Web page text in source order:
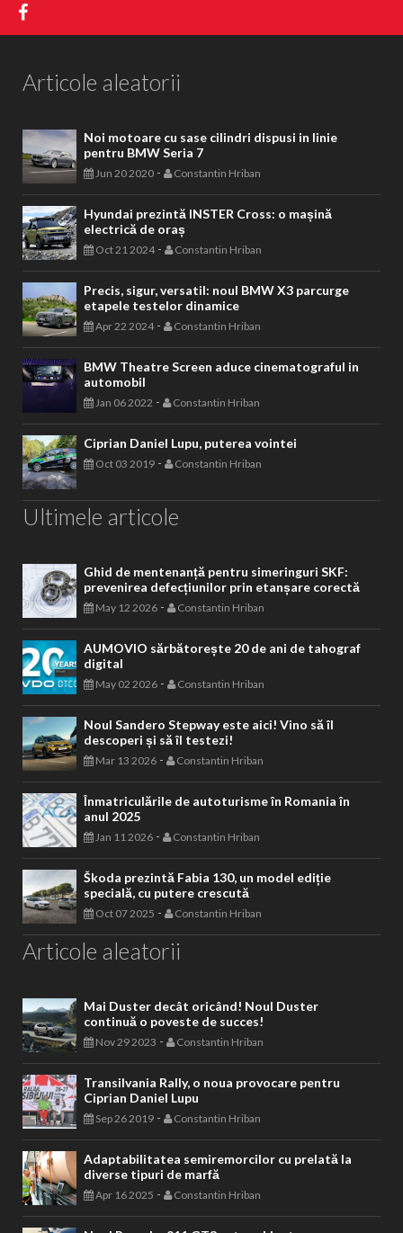
Articole aleatorii
Noi motoare cu sase cilindri dispusi in linie
pentru BMW Seria 7
Jun 20 2020 - Constantin Hriban
Hyundai prezintă INSTER Cross: o mașină
electrică de oraș
Oct 21 2024- Constantin Hriban
Precis, sigur, versatil: noul BMW X3 parcurge
etapele testelor dinamice
Apr 22 2024- Constantin Hriban
BMW Theatre Screen aduce cinematograful in
automobil
Jan 06 2022 - Constantin Hriban
Ciprian Daniel Lupu, puterea vointei
Oct 03 2019 - Constantin Hriban
Ultimele articole
Ghid de mentenanță pentru simeringuri SKF:
prevenirea defecțiunilor prin etanșare corectă
May 12 2026 - Constantin Hriban
AUMOVIO sărbătorește 20 de ani de tahograf
digital
May 02 2026 - Constantin Hriban
Noul Sandero Stepway este aici! Vino să îl
descoperi și să îl testezi!
Mar 13 2026 - Constantin Hriban
Înmatriculările de autoturisme în Romania în
anul 2025
Jan 11 2026 - Constantin Hriban
Škoda prezintă Fabia 130, un model ediție
specială, cu putere crescută
Oct 07 2025 - Constantin Hriban
Articole aleatorii
Mai Duster decât oricând! Noul Duster
continuă o poveste de succes!
Nov 29 2023 - Constantin Hriban
Transilvania Rally, o noua provocare pentru
Ciprian Daniel Lupu
Sep 26 2019 - Constantin Hriban
Adaptabilitatea semiremorcilor cu prelată la
diverse tipuri de marfă
Apr 16 2025 - Constantin Hriban